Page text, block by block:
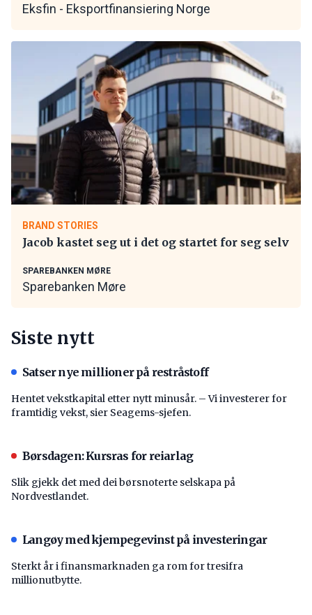
Eksfin - Eksportfinansiering Norge
BRAND STORIES
Jacob kastet seg ut i det og startet for seg selv
SPAREBANKEN MØRE
Sparebanken Møre
Siste nytt
Satser nye millioner på restråstoff
Hentet vekstkapital etter nytt minusår. – Vi investerer for
framtidig vekst, sier Seagems-sjefen.
Børsdagen: Kursras for reiarlag
Slik gjekk det med dei børsnoterte selskapa på
Nordvestlandet.
Langøy med kjempegevinst på investeringar
Sterkt år i finansmarknaden ga rom for tresifra
millionutbytte.